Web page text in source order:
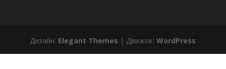
Дизайн: Elegant Themes | Движок:WordPress